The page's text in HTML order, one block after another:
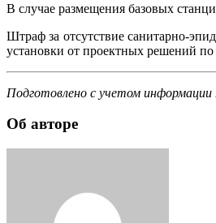
В случае размещения базовых
Штраф за отсутствие санитарно-
установки от проектных решений по
Подготовлено с учетом информации
Об авторе